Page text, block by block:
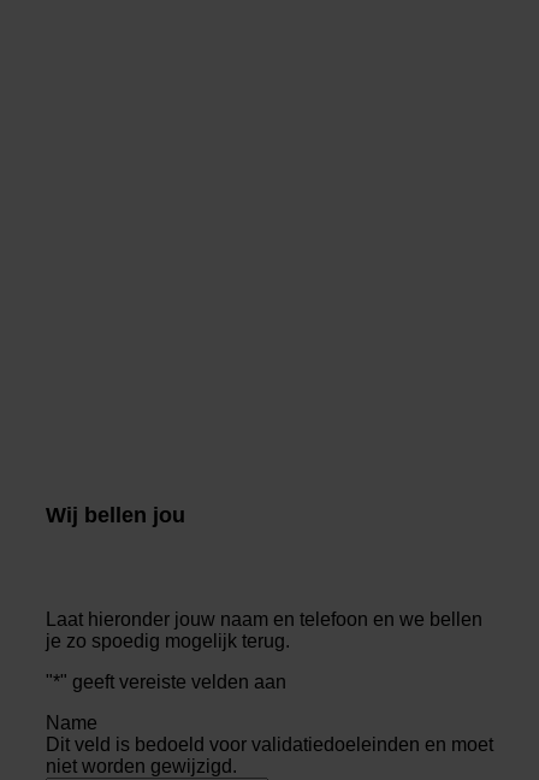
Wij bellen jou
Laat hieronder jouw naam en telefoon en we bellen
je zo spoedig mogelijk terug.
"*" geeft vereiste velden aan
Name
Dit veld is bedoeld voor validatiedoeleinden en moet
niet worden gewijzigd.